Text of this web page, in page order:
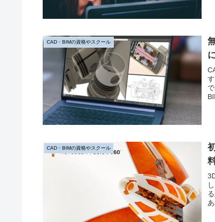
CAD・BIMの資格やスクール
CAD・BIMの資格やスクール